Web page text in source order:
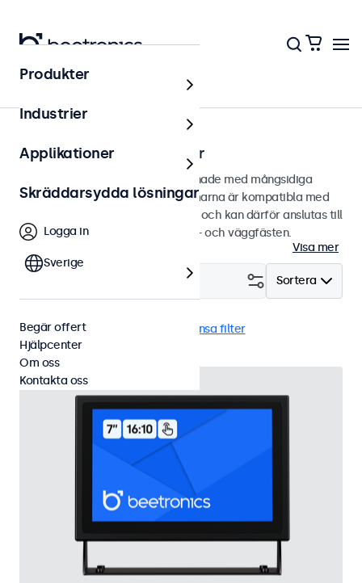
Hem
75mm VESA-touchskärmar
75 mm VESA-touchskärmar designade med mångsidiga
monteringsalternativ. Touchskärmarna är kompatibla med
standard VESA-monteringssystem och kan därför anslutas till
universalstativ, monitorarmar, tak- och väggfästen.
Visa mer
Sortera
VESA 75 x 75 Rensa filter
Produkter
Industrier
Applikationer
Skräddarsydda lösningar
Logga in
Sverige
Begär offert
Hjälpcenter
Om oss
Kontakta oss